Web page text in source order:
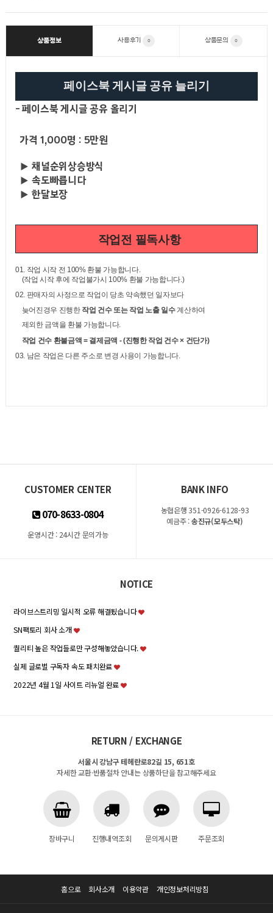
상품정보 사용후기 0 상품문의 0
페이스북 게시글 공유 늘리기
-페이스북 게시글 공유 올리기
가격 1,000명 : 5만원
▶ 채널순위상승방식
▶ 속도빠릅니다
▶ 한달보장
작업전 필독사항
01. 작업 시작 전 100% 환불 가능합니다.
(작업 시작 후에 작업불가시 100% 환불 가능합니다.)
02. 판매자의 사정으로 작업이 당초 약속했던 일자보다
늦어진경우 진행한 작업 건수 또는 작업 노출 일수계산하여
제외한 금액을 환불 가능합니다.
작업 건수 환불금액 = 결제금액 - (진행한 작업 건수× 건단가)
03. 남은 작업은 다른 주소로 변경 사용이 가능합니다.
CUSTOMER CENTER
070-8633-0804
운영시간 : 24시간 문의가능
BANK INFO
농협은행 351-0926-6128-93
예금주 :송진규(모두스탁)
NOTICE
라이브스트리밍 일시적 오류 해결됬습니다
SN팩토리 회사 소개
퀄리티 높은 작업들로만 구성해놓았습니다.
실제 글로벌 구독자 속도 패치완료
2022년 4월 1일 사이트 리뉴얼 완료
RETURN / EXCHANGE
서울시 강남구 테헤란로82길 15, 651호
자세한 교환·반품절차 안내는 상품하단을 참고해주세요
장바구니 진행내역조회 문의게시판 주문조회
홈으로 회사소개 이용약관 개인정보처리방침